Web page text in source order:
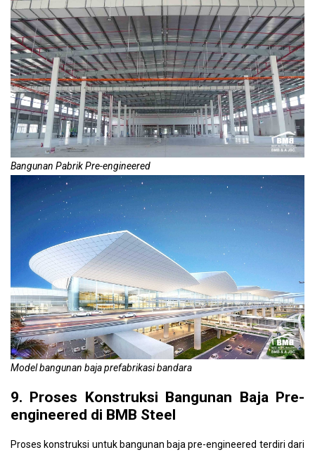
Bangunan Pabrik Pre-engineered
Model bangunan baja prefabrikasi bandara
9. Proses Konstruksi Bangunan Baja Pre-
engineered di BMB Steel
Proses konstruksi untuk bangunan baja pre-engineered terdiri dari